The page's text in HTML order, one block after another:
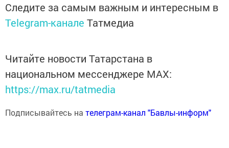
Следите за самым важным и интересным в
Telegram-канале Татмедиа
Читайте новости Татарстана в
национальном мессенджере MАХ:
https://max.ru/tatmedia
Подписывайтесь на телеграм-канал "Бавлы-информ"